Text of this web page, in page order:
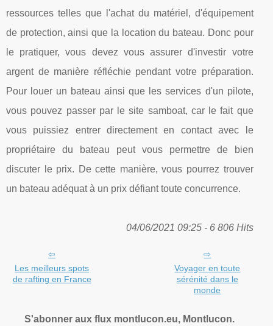
ressources telles que l'achat du matériel, d'équipement
de protection, ainsi que la location du bateau. Donc pour
le pratiquer, vous devez vous assurer d'investir votre
argent de manière réfléchie pendant votre préparation.
Pour louer un bateau ainsi que les services d'un pilote,
vous pouvez passer par le site samboat, car le fait que
vous puissiez entrer directement en contact avec le
propriétaire du bateau peut vous permettre de bien
discuter le prix. De cette manière, vous pourrez trouver
un bateau adéquat à un prix défiant toute concurrence.
04/06/2021 09:25 - 6 806 Hits
Les meilleurs spots
de rafting en France
Voyager en toute
sérénité dans le
monde
S'abonner aux flux montlucon.eu, Montlucon.